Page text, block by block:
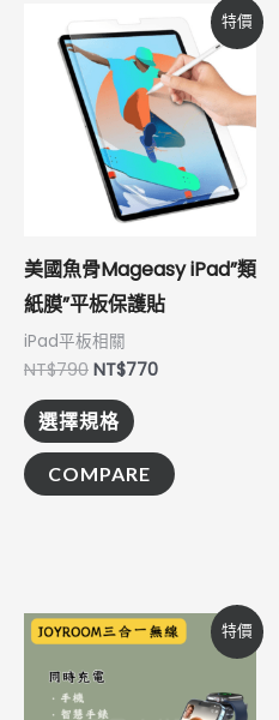
特價
美國魚骨Mageasy iPad”類
紙膜”平板保護貼
iPad平板相關
NT$790
始
價
格：
NT$790。
NT$770
前
價
格：
NT$770。
選擇規格
產
品
有
多
種
款
式。
可
產
面
項
COMPARE
特價
原
始
格：
NT$2,380。
目
前
NT$1,400。